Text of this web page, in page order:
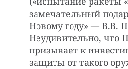
замечательный
Новому году» — В.В.
Неудивительно, что
призывает к
защиты от такого